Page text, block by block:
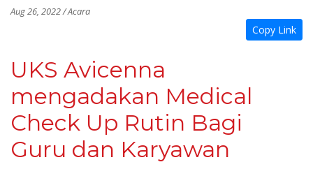
Aug 26, 2022 / Acara
Copy Link
UKS Avicenna
mengadakan Medical
Check Up Rutin Bagi
Guru dan Karyawan